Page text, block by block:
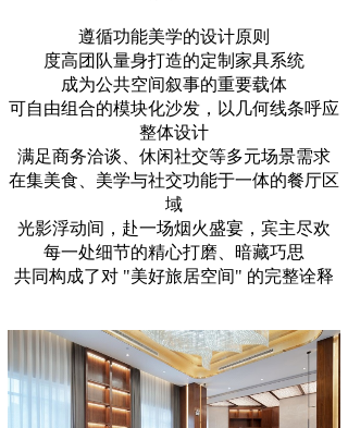
遵循功能美学的设计原则
度高团队量身打造的定制家具系统
成为公共空间叙事的重要载体
可自由组合的模块化沙发，以几何线条呼应
整体设计
满足商务洽谈、休闲社交等多元场景需求
在集美食、美学与社交功能于一体的餐厅区
域
光影浮动间，赴一场烟火盛宴，宾主尽欢
每一处细节的精心打磨、暗藏巧思
共同构成了对 "美好旅居空间" 的完整诠释